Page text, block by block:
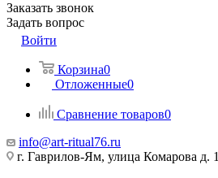
Заказать звонок
Задать вопрос
Войти
Корзина0
Отложенные0
Сравнение товаров0
info@art-ritual76.ru
г. Гаврилов-Ям, улица Комарова д. 1